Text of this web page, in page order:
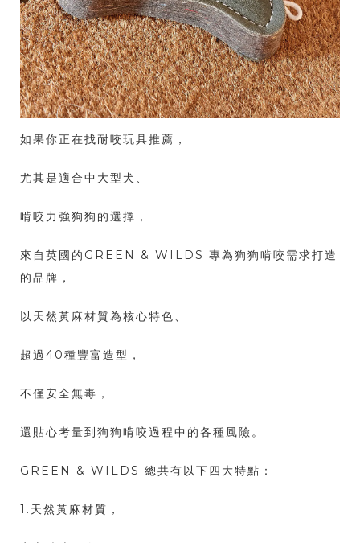
如果你正在找耐咬玩具推薦，
尤其是適合中大型犬、
啃咬力強狗狗的選擇，
來自英國的GREEN & WILDS 專為狗狗啃咬需求打造
的品牌，
以天然黃麻材質為核心特色、
超過40種豐富造型，
不僅安全無毒，
還貼心考量到狗狗啃咬過程中的各種風險。
GREEN & WILDS 總共有以下四大特點：
1.天然黃麻材質，